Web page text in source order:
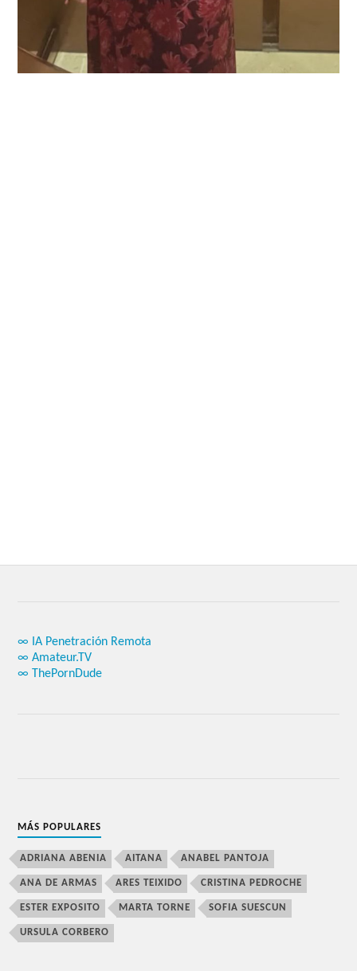
∞ IA Penetración Remota
∞ Amateur.TV
∞ ThePornDude
MÁS POPULARES
ADRIANA ABENIA AITANA ANABEL PANTOJA
ANA DE ARMAS ARES TEIXIDO CRISTINA PEDROCHE
ESTER EXPOSITO MARTA TORNE SOFIA SUESCUN
URSULA CORBERO